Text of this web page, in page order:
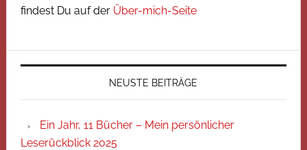
findest Du auf der Über-mich-Seite
NEUSTE BEITRÄGE
Ein Jahr, 11 Bücher – Mein persönlicher
Leserückblick 2025